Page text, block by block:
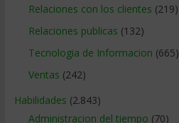
Relaciones con los clientes (219)
Relaciones publicas (132)
Tecnologia de Informacion (665)
Ventas (242)
Habilidades (2.843)
Administracion del tiempo (70)